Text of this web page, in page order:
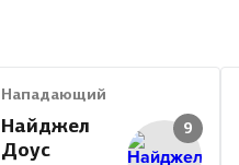
Нападающий
Найджел
Доус
9